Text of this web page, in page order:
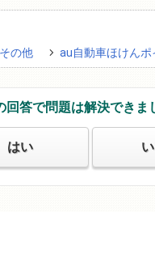
その他 au自動車ほけんポ
回答で問題は解決できま
はい